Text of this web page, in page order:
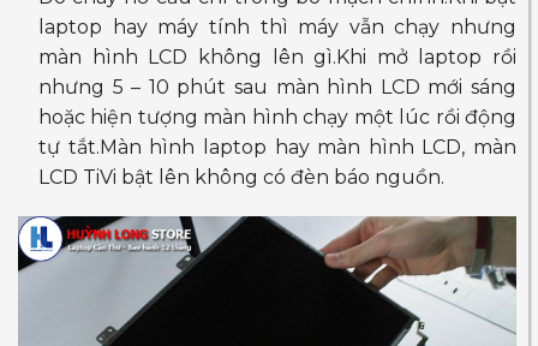
laptop hay máy tính thì máy vẫn chạy nhưng
màn hình LCD không lên gì.Khi mở laptop rồi
nhưng 5 – 10 phút sau màn hình LCD mới sáng
hoặc hiện tượng màn hình chạy một lúc rồi động
tự tắt.Màn hình laptop hay màn hình LCD, màn
LCD TiVi bật lên không có đèn báo nguồn.